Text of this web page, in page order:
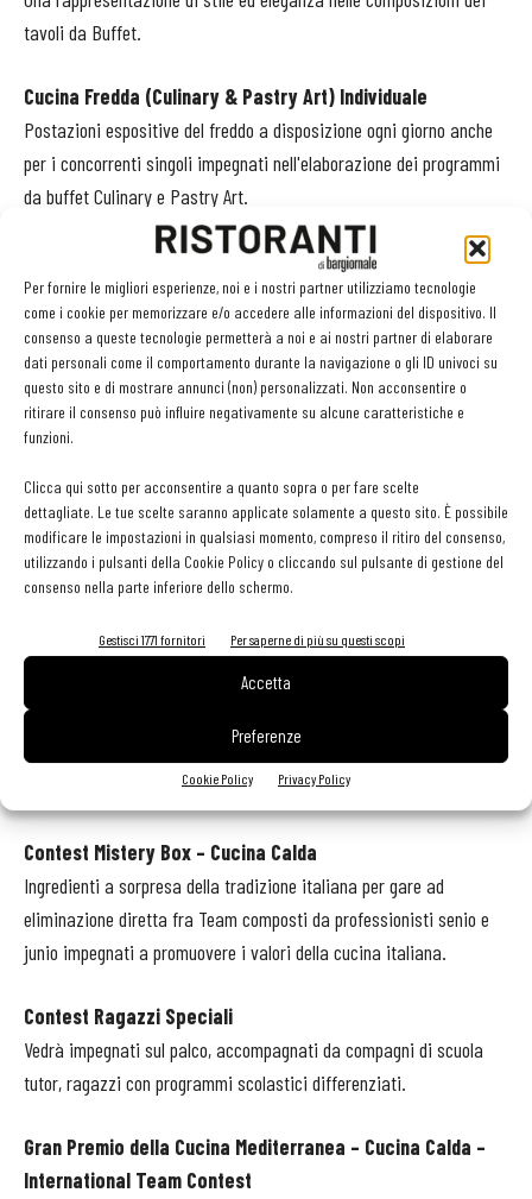
Per fornire le migliori esperienze, noi e i nostri partner utilizziamo tecnologie
come i cookie per memorizzare e/o accedere alle informazioni del dispositivo. Il
consenso a queste tecnologie permetterà a noi e ai nostri partner di elaborare
dati personali come il comportamento durante la navigazione o gli ID univoci su
questo sito e di mostrare annunci (non) personalizzati. Non acconsentire o
ritirare il consenso può influire negativamente su alcune caratteristiche e
funzioni.
Clicca qui sotto per acconsentire a quanto sopra o per fare scelte
dettagliate. Le tue scelte saranno applicate solamente a questo sito. È possibile
modificare le impostazioni in qualsiasi momento, compreso il ritiro del consenso,
utilizzando i pulsanti della Cookie Policy o cliccando sul pulsante di gestione del
consenso nella parte inferiore dello schermo.
Gestisci 1771 fornitori Per saperne di più su questi scopi
Accetta
Preferenze
Cookie Policy Privacy Policy
tavoli da Buffet.
Cucina Fredda (Culinary & Pastry Art) Individuale
Postazioni espositive del freddo a disposizione ogni giorno anche
per i concorrenti singoli impegnati nell'elaborazione dei programmi
da buffet Culinary e Pastry Art.
Combinata Fredda e Calda a Squadre
Prevede per i Team la valutazione delle medie dei punteggi in
entrambe le categorie del Caldo e del Freddo a Squadre.
Cucina Artistica
- Culinary Art salata e Pastry Art
artistico del prodotto gastronomico, sia dolce che salato:
intagliato, scolpito, composto e lavorato attraverso le più diverse
tecniche. Un'esposizione di opere plastiche ed espressive utile a
rilanciare l'aspirazione estetica di cuochi, pasticceri e la
- Culinary Art: opere dal vivo
Competizione sulle performance d'intaglio o carving. La precisione,
la creatività e l'arte di partecipanti impegnati esclusivamente dal
vivo alla realizzazione dei loro elaborati.
Contest Mistery Box – Cucina Calda
Ingredienti a sorpresa della tradizione italiana per gare ad
eliminazione diretta fra Team composti da professionisti senio e
junio impegnati a promuovere i valori della cucina italiana.
Contest Ragazzi Speciali
Vedrà impegnati sul palco, accompagnati da compagni di scuola
tutor, ragazzi con programmi scolastici differenziati.
Gran Premio della Cucina Mediterranea – Cucina Calda –
International Team Contest